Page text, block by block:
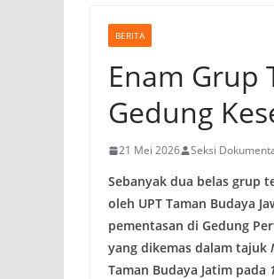
BERITA
Enam Grup
Gedung
21 Mei 2026 Seksi
Sebanyak dua belas grup
oleh UPT Taman Budaya
pementasan di Gedung
yang dikemas dalam tajuk
Taman Budaya Jatim pada